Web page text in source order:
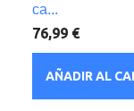
ca...
76,99 €
AÑADIR AL